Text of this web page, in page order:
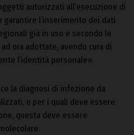
autorizzati all’esecuzione di
l’inserimento dei dati
già in uso e secondo le
ora adottate, avendo cura di
l’identità personale».
la diagnosi di infezione da
o per i quali deve essere
questa deve essere